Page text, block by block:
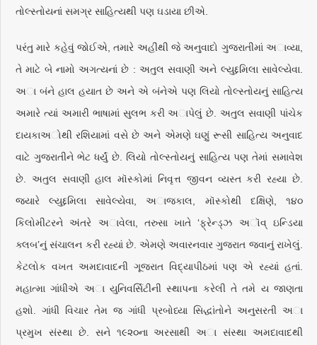
તોલ્સ્તોયનાં સમગ્ર સાહિત્યથી પણ ઘડાયા છીએ.
પરંતુ મારે કહેવું જોઈએ, તમારે અહીંથી જે અનુવાદો ગુજરાતીમાં અાવ્યા,
તે માટે બે નામો અગત્યનાં છે : અતુલ સવાણી અને લ્યુદ્દમિલા સાવેલ્યેવા.
અા બંને હાલ હયાત છે અને એ બંનેએ પણ લિયો તોલ્સ્તોયનું સાહિત્ય
અમારે ત્યાં અમારી ભાષામાં સુલભ કરી અાપેલું છે. અતુલ સવાણી પાંચેક
દાયકાઅોથી રશિયામાં વસે છે અને એમણે ઘણું રૂસી સાહિત્ય અનુવાદ
વાટે ગુજરાતીને ભેટ ધર્યું છે. લિયો તોલ્સ્તોયનું સાહિત્ય પણ તેમાં સમાવેશ
છે. અતુલ સવાણી હાલ મૉસ્કોમાં નિવૃત્ત જીવન વ્યસ્ત કરી રહ્યા છે.
જ્યારે લ્યુદ્દમિલા સાવેલ્યેવા, અાજકાલ, મૉસ્કોથી દક્ષિણે, ૧૪૦
કિલોમીટરને અંતરે અાવેલા, તરુસા ખાતે ‘ફ્રેન્ડ્ઝ અૉવ્ ઇન્ડિયા
ક્લબ’નું સંચાલન કરી રહ્યાં છે. એમણે અવારનવાર ગુજરાત જવાનું રાખેલું.
કેટલોક વખત અમદાવાદની ગૂજરાત વિદ્યાપીઠમાં પણ એ રહ્યાં હતાં.
મહાત્મા ગાંધીએ અા યુનિવર્સિટીની સ્થાપના કરેલી તે તમે ય જાણતા
હશો. ગાંધી વિચાર તેમ જ ગાંધી પ્રબોધ્યા સિદ્ધાંતોને અનુસરતી અા
પ્રમુખ સંસ્થા છે. સને ૧૯૨૦ના અરસાથી અા સંસ્થા અમદાવાદથી